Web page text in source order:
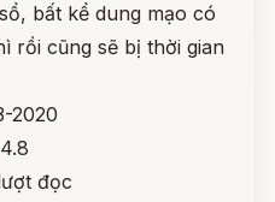
bất kể dung mạo có
rồi cũng sẽ bị thời gian
2020
đọc